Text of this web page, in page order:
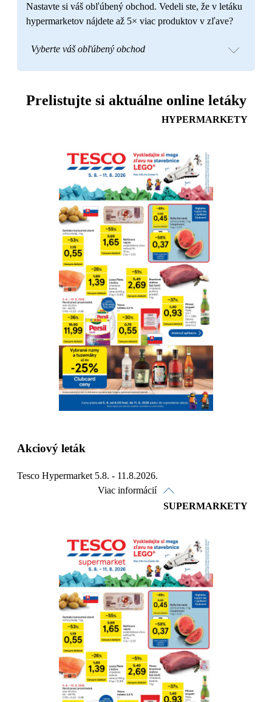
Nastavte si váš obľúbený obchod. Vedeli ste, že v letáku
hypermarketov nájdete až 5× viac produktov v zľave?
Vyberte váš obľúbený obchod
Prelistujte si aktuálne online letáky
HYPERMARKETY
Akciový leták
Tesco Hypermarket 5.8. - 11.8.2026.
Viac informácií
Pozrieť online
Stiahnuť
SUPERMARKETY